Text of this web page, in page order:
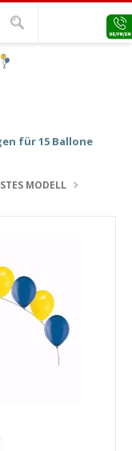
für 15 Ballone
MODELL